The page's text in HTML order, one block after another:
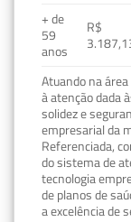
+ de
59
anos
R$
Atuando na
à atenção dada
solidez e
empresarial da
Referenciada,
do sistema de
tecnologia
de planos de
a excelência de